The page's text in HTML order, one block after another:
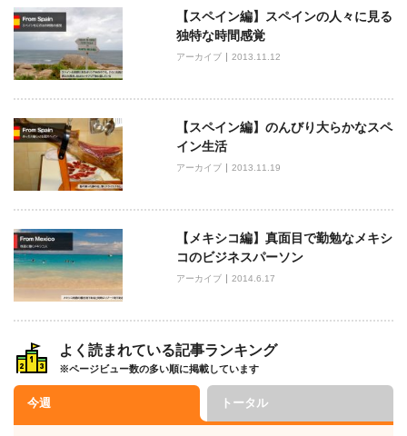
ン
【スペイン編】スペインの人々に見る
独特な時間感覚
アーカイブ 2013.11.12
【スペイン編】のんびり大らかなスペ
イン生活
アーカイブ 2013.11.19
【メキシコ編】真面目で勤勉なメキシ
コのビジネスパーソン
アーカイブ 2014.6.17
よく読まれている記事ランキング
※ページビュー数の多い順に掲載しています
今週 トータル